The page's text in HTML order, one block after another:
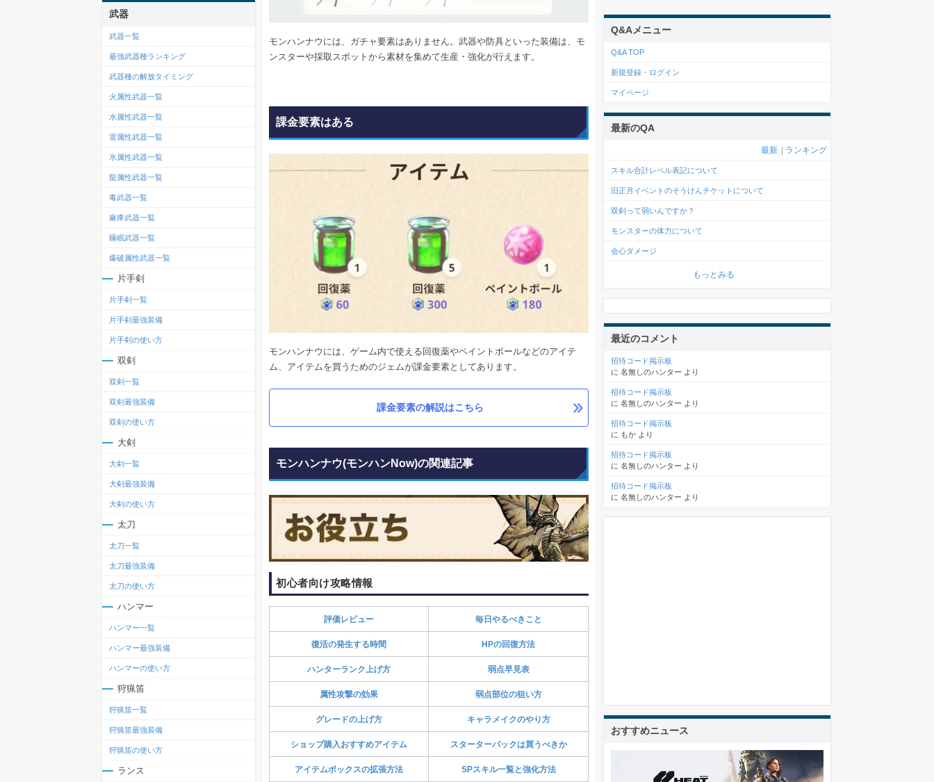
モンハンナウには、ガチャ要素はありません。武器や防具といった装備は、モ
ンスターや採取スポットから素材を集めて生産・強化が行えます。
課金要素はある
モンハンナウには、ゲーム内で使える回復薬やペイントボールなどのアイテ
ム、アイテムを買うためのジェムが課金要素としてあります。
課金要素の解説はこちら
モンハンナウ(モンハンNow)の関連記事
初心者向け攻略情報
評価レビュー 毎日やるべきこと
復活の発生する時間 HPの回復方法
ハンターランク上げ方 弱点早見表
属性攻撃の効果 弱点部位の狙い方
グレードの上げ方 キャラメイクのやり方
ショップ購入おすすめアイテム スターターパックは買うべきか
アイテムボックスの拡張方法 SPスキル一覧と強化方法
武器
武器一覧
最強武器種ランキング
武器種の解放タイミング
火属性武器一覧
水属性武器一覧
雷属性武器一覧
氷属性武器一覧
龍属性武器一覧
毒武器一覧
麻痺武器一覧
睡眠武器一覧
爆破属性武器一覧
片手剣
片手剣一覧
片手剣最強装備
片手剣の使い方
双剣
双剣一覧
双剣最強装備
双剣の使い方
大剣
大剣一覧
大剣最強装備
大剣の使い方
太刀
太刀一覧
太刀最強装備
太刀の使い方
ハンマー
ハンマー一覧
ハンマー最強装備
ハンマーの使い方
狩猟笛
狩猟笛一覧
狩猟笛最強装備
狩猟笛の使い方
ランス
Q&Aメニュー
Q&A TOP
新規登録・ログイン
マイページ
最新のQA
最新 ランキング
スキル合計レベル表記について
旧正月イベントのそうけんチケットについて
双剣って弱いんですか？
モンスターの体力について
会心ダメージ
もっとみる
最近のコメント
招待コード掲示板
に 名無しのハンター より
招待コード掲示板
に 名無しのハンター より
招待コード掲示板
に もか より
招待コード掲示板
に 名無しのハンター より
招待コード掲示板
に 名無しのハンター より
おすすめニュース